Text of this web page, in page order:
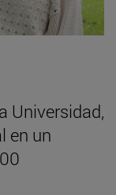
Universidad,
en un